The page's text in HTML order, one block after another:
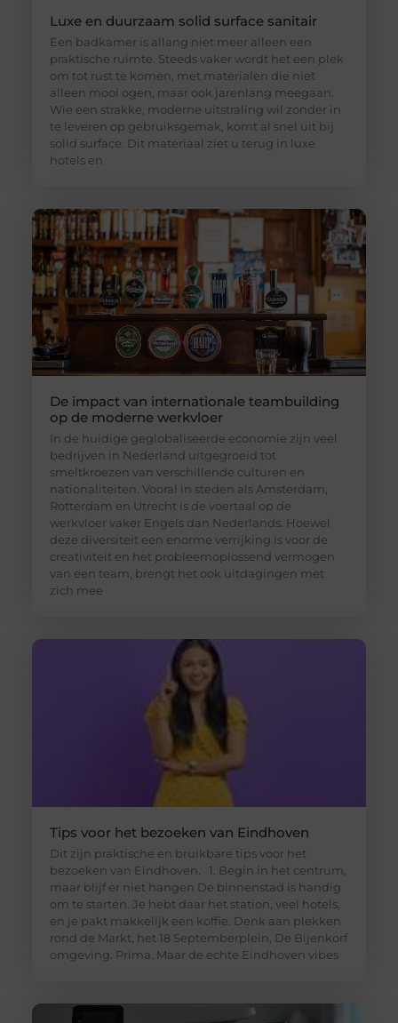
Luxe en duurzaam solid surface sanitair
Een badkamer is allang niet meer alleen een
praktische ruimte. Steeds vaker wordt het een plek
om tot rust te komen, met materialen die niet
alleen mooi ogen, maar ook jarenlang meegaan.
Wie een strakke, moderne uitstraling wil zonder in
te leveren op gebruiksgemak, komt al snel uit bij
solid surface. Dit materiaal ziet u terug in luxe
hotels en
De impact van internationale teambuilding
op de moderne werkvloer
In de huidige geglobaliseerde economie zijn veel
bedrijven in Nederland uitgegroeid tot
smeltkroezen van verschillende culturen en
nationaliteiten. Vooral in steden als Amsterdam,
Rotterdam en Utrecht is de voertaal op de
werkvloer vaker Engels dan Nederlands. Hoewel
deze diversiteit een enorme verrijking is voor de
creativiteit en het probleemoplossend vermogen
van een team, brengt het ook uitdagingen met
zich mee
Tips voor het bezoeken van Eindhoven
Dit zijn praktische en bruikbare tips voor het
bezoeken van Eindhoven. 1. Begin in het centrum,
maar blijf er niet hangen De binnenstad is handig
om te starten. Je hebt daar het station, veel hotels,
en je pakt makkelijk een koffie. Denk aan plekken
rond de Markt, het 18 Septemberplein, De Bijenkorf
omgeving. Prima. Maar de echte Eindhoven vibes